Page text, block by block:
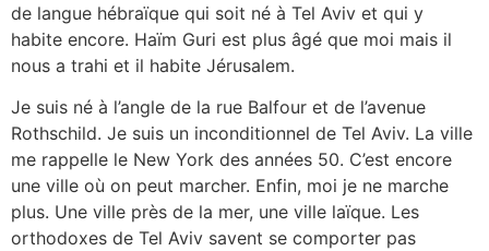
de langue hébraïque qui soit né à Tel Aviv et qui y
habite encore. Haïm Guri est plus âgé que moi mais il
nous a trahi et il habite Jérusalem.
Je suis né à l’angle de la rue Balfour et de l’avenue
Rothschild. Je suis un inconditionnel de Tel Aviv. La ville
me rappelle le New York des années 50. C’est encore
une ville où on peut marcher. Enfin, moi je ne marche
plus. Une ville près de la mer, une ville laïque. Les
orthodoxes de Tel Aviv savent se comporter pas